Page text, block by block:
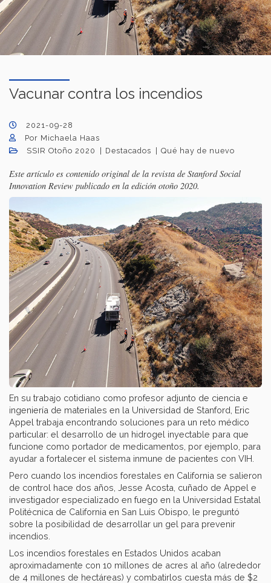
Vacunar contra los incendios
2021-09-28
Por Michaela Haas
SSIR Otoño 2020
Destacados Qué hay de nuevo
Este artículo es contenido original de la revista de Stanford Social
Innovation Review publicado en la edición otoño 2020.
En su trabajo cotidiano como profesor adjunto de ciencia e
ingeniería de materiales en la Universidad de Stanford, Eric
Appel trabaja encontrando soluciones para un reto médico
particular: el desarrollo de un hidrogel inyectable para que
funcione como portador de medicamentos, por ejemplo, para
ayudar a fortalecer el sistema inmune de pacientes con VIH.
Pero cuando los incendios forestales en California se salieron
de control hace dos años, Jesse Acosta, cuñado de Appel e
investigador especializado en fuego en la Universidad Estatal
Politécnica de California en San Luis Obispo, le preguntó
sobre la posibilidad de desarrollar un gel para prevenir
incendios.
Los incendios forestales en Estados Unidos acaban
aproximadamente con 10 millones de acres al año (alrededor
de 4 millones de hectáreas) y combatirlos cuesta más de $2